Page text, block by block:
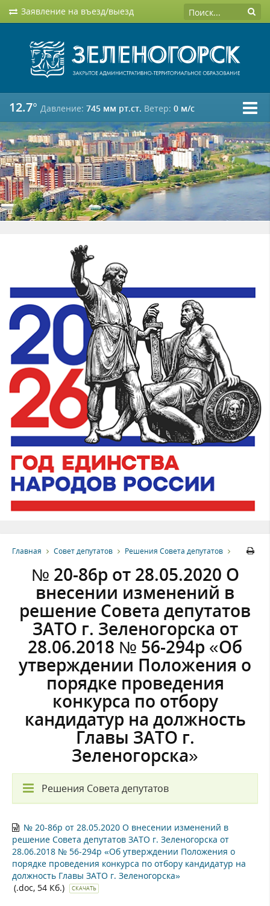
Заявление на въезд/выезд
12.7° Давление: 745 мм рт.ст. Ветер: 0 м/c
Главная Совет депутатов Решения Совета депутатов
№ 20-86р от 28.05.2020 О
внесении изменений в
решение Совета депутатов
ЗАТО г. Зеленогорска от
28.06.2018 № 56-294р «Об
утверждении Положения о
порядке проведения
конкурса по отбору
кандидатур на должность
Главы ЗАТО г.
Зеленогорска»
Решения Совета депутатов
№ 20-86р от 28.05.2020 О внесении изменений в
решение Совета депутатов ЗАТО г. Зеленогорска от
28.06.2018 № 56-294р «Об утверждении Положения о
порядке проведения конкурса по отбору кандидатур на
должность Главы ЗАТО г. Зеленогорска»
(.doc, 54 Кб.)
СКАЧАТЬ